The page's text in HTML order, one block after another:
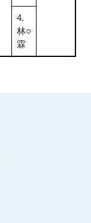
4.
林○
霖